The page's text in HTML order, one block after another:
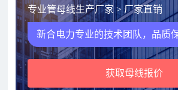
专业管母线生产厂家 > 厂家直销
新合电力专业的技术团队，品质
获取母线报价